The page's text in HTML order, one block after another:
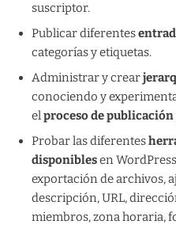
suscriptor.
Publicar diferentes
categorías y etiquetas.
Administrar y crear
conociendo y
elproceso de
Probar las diferentes
disponiblesen
exportación de archivos,
descripción, URL,
miembros, zona horaria,